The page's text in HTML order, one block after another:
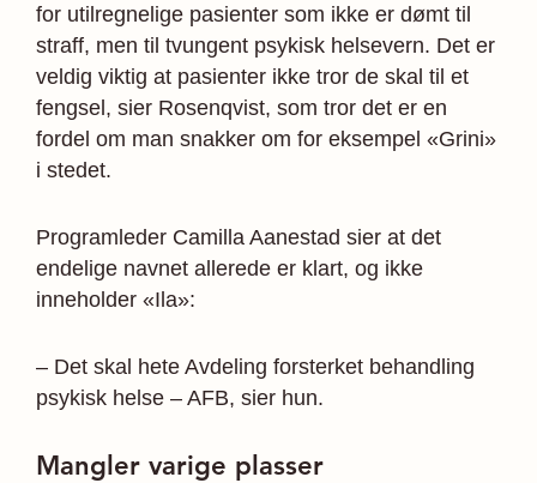
for utilregnelige pasienter som ikke er dømt til
straff, men til tvungent psykisk helsevern. Det er
veldig viktig at pasienter ikke tror de skal til et
fengsel, sier Rosenqvist, som tror det er en
fordel om man snakker om for eksempel «Grini»
i stedet.
Programleder Camilla Aanestad sier at det
endelige navnet allerede er klart, og ikke
inneholder «Ila»:
– Det skal hete Avdeling forsterket behandling
psykisk helse – AFB, sier hun.
Mangler varige plasser